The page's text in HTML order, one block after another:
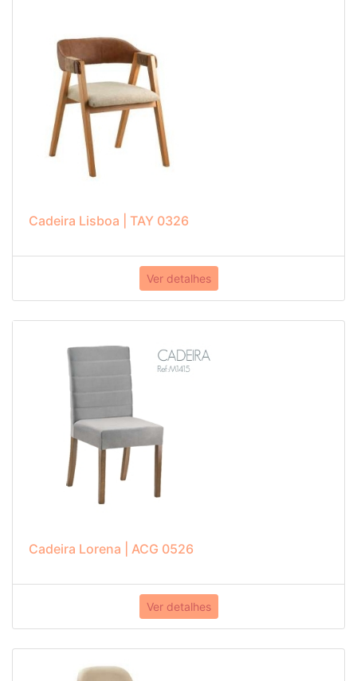
Cadeira Lisboa | TAY 0326
Ver detalhes
Cadeira Lorena | ACG 0526
Ver detalhes